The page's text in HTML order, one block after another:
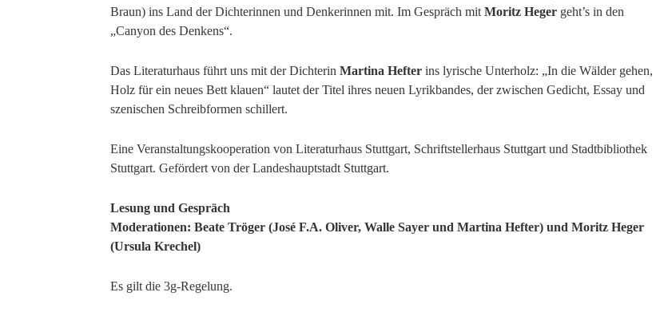
Braun) ins Land der Dichterinnen und Denkerinnen mit. Im Gespräch mit Moritz Heger geht’s in den
„Canyon des Denkens“.
Das Literaturhaus führt uns mit der Dichterin Martina Hefter ins lyrische Unterholz: „In die Wälder gehen,
Holz für ein neues Bett klauen“ lautet der Titel ihres neuen Lyrikbandes, der zwischen Gedicht, Essay und
szenischen Schreibformen schillert.
Eine Veranstaltungskooperation von Literaturhaus Stuttgart, Schriftstellerhaus Stuttgart und Stadtbibliothek
Stuttgart. Gefördert von der Landeshauptstadt Stuttgart.
Lesung und Gespräch
Moderationen: Beate Tröger (José F.A. Oliver, Walle Sayer und Martina Hefter) und Moritz Heger
(Ursula Krechel)
Es gilt die 3g-Regelung.